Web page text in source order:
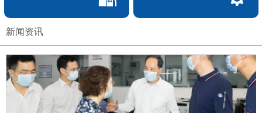
新闻资讯